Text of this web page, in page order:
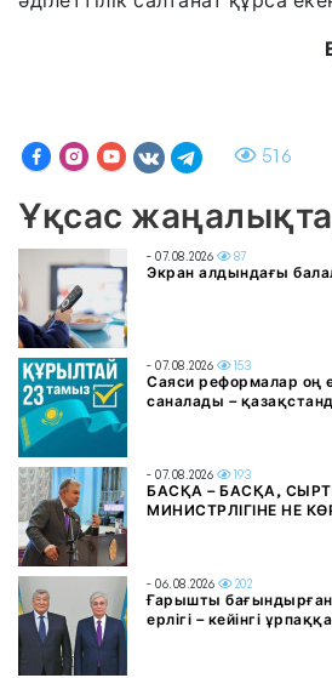
516
Ұқсас
- 07.08.2026 87
Экран алдындағы
- 07.08.2026 153
Саяси реформалар оң
саналады –
- 07.08.2026 193
БАСҚА – БАСҚА,
МИНИСТРЛІГІНЕ НЕ
- 06.08.2026 202
Ғарышты
ерлігі – кейінгі